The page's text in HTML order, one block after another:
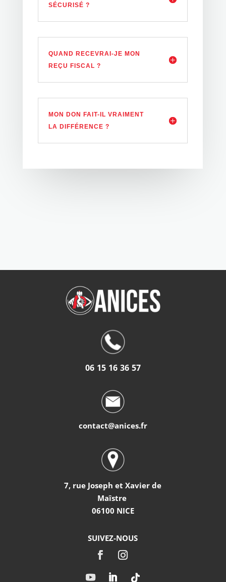
SÉCURISÉ ?
QUAND RECEVRAI-JE MON
REÇU FISCAL ?
MON DON FAIT-IL VRAIMENT
LA DIFFÉRENCE ?
06 15 16 36 57
contact@anices.fr
7, rue Joseph et Xavier de
Maîstre
06100 NICE
SUIVEZ-NOUS